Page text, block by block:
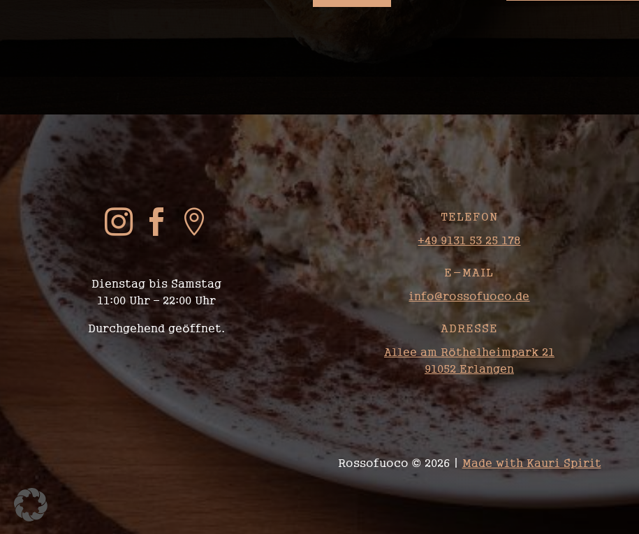
SOCIAL MEDIA
  
Dienstag bis Samstag
11:00 Uhr – 22:00 Uhr
Durchgehend geöffnet.
KONTAKT
TELEFON
+49 9131 53 25 178
E-MAIL
info@rossofuoco.de
ADRESSE
Allee am Röthelheimpark 21
91052 Erlangen
Rossofuoco © 2026 | Made with Kauri Spirit